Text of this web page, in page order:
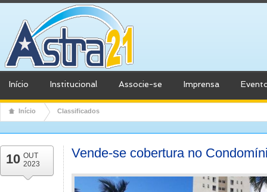
Início Institucional Associe-se Imprensa
Início Classificados
10 OUT
2023
Vende-se cobertura no